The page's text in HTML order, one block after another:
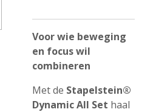
Voor wie beweging
en focus wil
combineren
Met de Stapelstein®
Dynamic All Set haal